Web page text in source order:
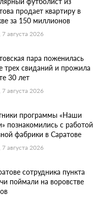
продает квартиру в
за 150 миллионов
августа 2026
пара поженилась
трех свиданий и прожила
30 лет
августа 2026
программы «Наши
познакомились с работой
фабрики в Саратове
августа 2026
сотрудника пункта
поймали на воровстве